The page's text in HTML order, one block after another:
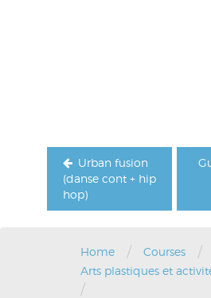
Urban fusion
(danse cont + hip
hop)
Home / Courses /
Arts plastiques et
/